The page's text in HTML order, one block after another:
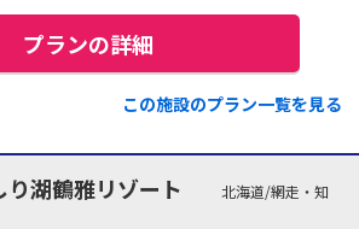
プランの詳細
この施設のプラン一覧を見る
湖鶴雅リゾート
北海道/網走・知